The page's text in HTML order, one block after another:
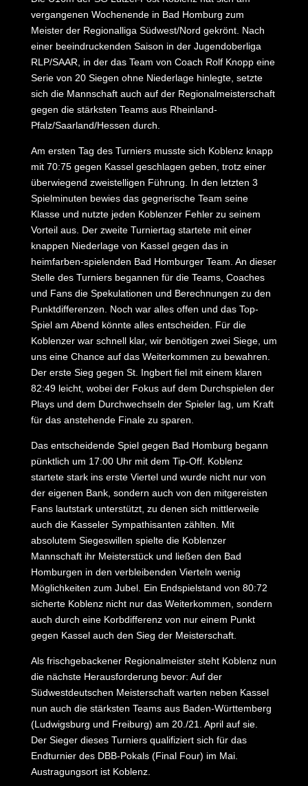
vergangenen Wochenende in Bad Homburg zum
Meister der Regionalliga Südwest/Nord gekrönt. Nach
einer beeindruckenden Saison in der Jugendoberliga
RLP/SAAR, in der das Team von Coach Rolf Knopp eine
Serie von 20 Siegen ohne Niederlage hinlegte, setzte
sich die Mannschaft auch auf der Regionalmeisterschaft
gegen die stärksten Teams aus Rheinland-
Pfalz/Saarland/Hessen durch.
Am ersten Tag des Turniers musste sich Koblenz knapp
mit 70:75 gegen Kassel geschlagen geben, trotz einer
überwiegend zweistelligen Führung. In den letzten 3
Spielminuten bewies das gegnerische Team seine
Klasse und nutzte jeden Koblenzer Fehler zu seinem
Vorteil aus. Der zweite Turniertag startete mit einer
knappen Niederlage von Kassel gegen das in
heimfarben-spielenden Bad Homburger Team. An dieser
Stelle des Turniers begannen für die Teams, Coaches
und Fans die Spekulationen und Berechnungen zu den
Punktdifferenzen. Noch war alles offen und das Top-
Spiel am Abend könnte alles entscheiden. Für die
Koblenzer war schnell klar, wir benötigen zwei Siege, um
uns eine Chance auf das Weiterkommen zu bewahren.
Der erste Sieg gegen St. Ingbert fiel mit einem klaren
82:49 leicht, wobei der Fokus auf dem Durchspielen der
Plays und dem Durchwechseln der Spieler lag, um Kraft
für das anstehende Finale zu sparen.
Das entscheidende Spiel gegen Bad Homburg begann
pünktlich um 17:00 Uhr mit dem Tip-Off. Koblenz
startete stark ins erste Viertel und wurde nicht nur von
der eigenen Bank, sondern auch von den mitgereisten
Fans lautstark unterstützt, zu denen sich mittlerweile
auch die Kasseler Sympathisanten zählten. Mit
absolutem Siegeswillen spielte die Koblenzer
Mannschaft ihr Meisterstück und ließen den Bad
Homburgen in den verbleibenden Vierteln wenig
Möglichkeiten zum Jubel. Ein Endspielstand von 80:72
sicherte Koblenz nicht nur das Weiterkommen, sondern
auch durch eine Korbdifferenz von nur einem Punkt
gegen Kassel auch den Sieg der Meisterschaft.
Als frischgebackener Regionalmeister steht Koblenz nun
die nächste Herausforderung bevor: Auf der
Südwestdeutschen Meisterschaft warten neben Kassel
nun auch die stärksten Teams aus Baden-Württemberg
(Ludwigsburg und Freiburg) am 20./21. April auf sie.
Der Sieger dieses Turniers qualifiziert sich für das
Endturnier des DBB-Pokals (Final Four) im Mai.
Austragungsort ist Koblenz.